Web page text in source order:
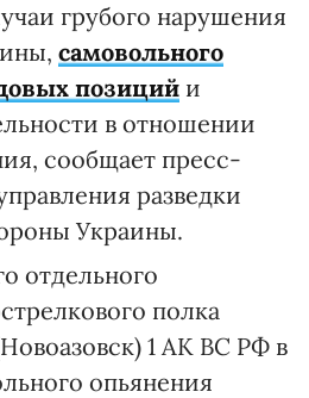
грубого нарушения
самовольного
позиций и
в отношении
сообщает пресс-
разведки
Украины.
отдельного
полка
1 АК ВС РФ в
опьянения